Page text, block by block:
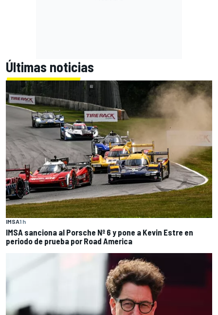
Últimas noticias
IMSA1 h
IMSA sanciona al Porsche Nº 6 y pone a Kevin Estre en
periodo de prueba por Road America